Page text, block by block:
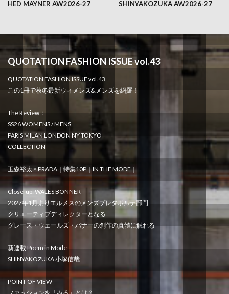
HED MAYNER AW2026-27 SHINYAKOZUKA AW2026-27
QUOTATION FASHION ISSUE vol.43
QUOTATION FASHION ISSUE vol.43
この1冊で秋冬最新ウィメンズ&メンズを網羅！
The Review：
SS26 WOMENS / MENS
PARIS MILAN LONDON NY TOKYO
COLLECTION
玉森裕太 × PRADA｜特集10P｜IN THE MODE｜
Close-up: WALES BONNER
2027年1月よりエルメスのメンズプレタポルテ部門
クリエーティブディレクターとなる
グレース・ウェールズ・バナーの創作の真髄に触れる
新連載 Poem in Mode
SHINYAKOZUKA 小塚信哉
POINT OF VIEW